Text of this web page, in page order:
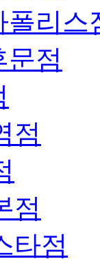
폴리스
문점
점
점
타점